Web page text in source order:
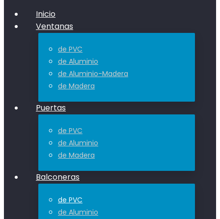
Inicio
Ventanas
de PVC
de Aluminio
de Aluminio-Madera
de Madera
Puertas
de PVC
de Aluminio
de Madera
Balconeras
de PVC
de Aluminio